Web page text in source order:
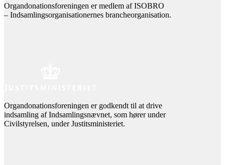
Organdonationsforeningen er medlem af ISOBRO
– Indsamlingsorganisationernes brancheorganisation.
Organdonationsforeningen er godkendt til at drive
indsamling af Indsamlingsnævnet, som hører under
Civilstyrelsen, under Justitsministeriet.